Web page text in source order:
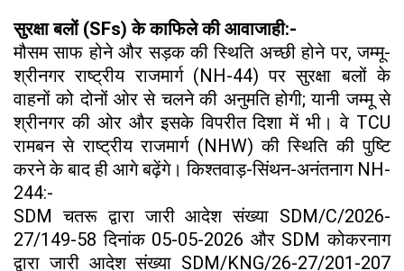
सुरक्षा बलों (SFs) के काफिले की आवाजाही:-
मौसम साफ होने और सड़क की स्थिति अच्छी होने पर, जम्मू-
श्रीनगर राष्ट्रीय राजमार्ग (NH-44) पर सुरक्षा बलों के
वाहनों को दोनों ओर से चलने की अनुमति होगी; यानी जम्मू से
श्रीनगर की ओर और इसके विपरीत दिशा में भी। वे TCU
रामबन से राष्ट्रीय राजमार्ग (NHW) की स्थिति की पुष्टि
करने के बाद ही आगे बढ़ेंगे। किश्तवाड़-सिंथन-अनंतनाग NH-
244:-
SDM चतरू द्वारा जारी आदेश संख्या SDM/C/2026-
27/149-58 दिनांक 05-05-2026 और SDM कोकरनाग
द्वारा जारी आदेश संख्या SDM/KNG/26-27/201-207